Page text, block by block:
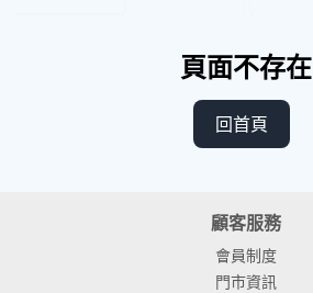
頁面不存在
回首頁
顧客服務
會員制度
門市資訊